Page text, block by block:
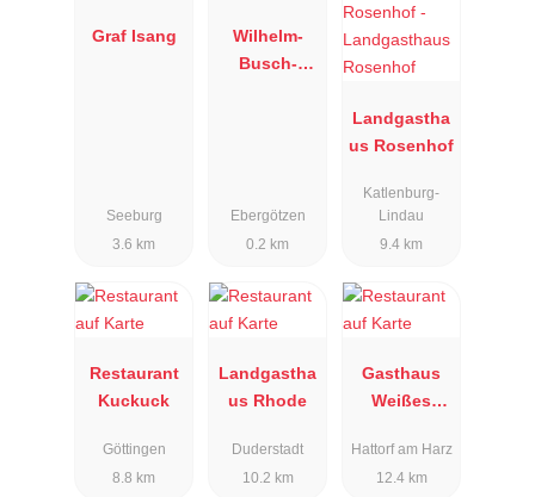
Graf Isang
Seeburg
3.6 km
Wilhelm-
Busch-
Ebergötzen
0.2 km
Landgastha
us Rosenhof
Katlenburg-
Lindau
9.4 km
Restaurant
Kuckuck
Göttingen
8.8 km
Landgastha
us Rhode
Duderstadt
10.2 km
Gasthaus
Weißes
Hattorf am Harz
12.4 km